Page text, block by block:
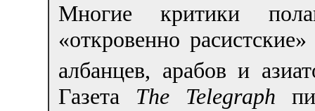
Многие критики
«откровенно
албанцев, арабов и
Газета The Telegraph